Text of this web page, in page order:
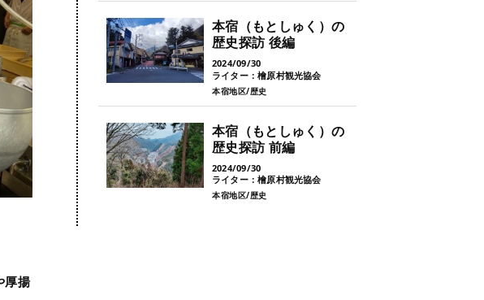
厚揚
本宿（もとしゅく）の
歴史探訪 後編
2024/09/30
ライター：檜原村観光協会
本宿地区 歴史
本宿（もとしゅく）の
歴史探訪 前編
2024/09/30
ライター：檜原村観光協会
本宿地区 歴史